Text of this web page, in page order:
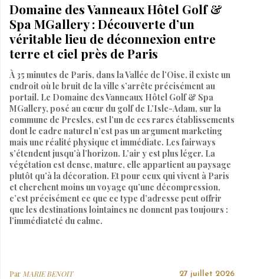
Domaine des Vanneaux Hôtel Golf &
Spa MGallery : Découverte d’un
véritable lieu de déconnexion entre
terre et ciel près de Paris
À 35 minutes de Paris, dans la Vallée de l’Oise, il existe un
endroit où le bruit de la ville s’arrête précisément au
portail. Le Domaine des Vanneaux Hôtel Golf & Spa
MGallery, posé au cœur du golf de L’Isle-Adam, sur la
commune de Presles, est l’un de ces rares établissements
dont le cadre naturel n’est pas un argument marketing
mais une réalité physique et immédiate. Les fairways
s’étendent jusqu’à l’horizon. L’air y est plus léger. La
végétation est dense, mature, elle appartient au paysage
plutôt qu’à la décoration. Et pour ceux qui vivent à Paris
et cherchent moins un voyage qu’une décompression,
c’est précisément ce que ce type d’adresse peut offrir
que les destinations lointaines ne donnent pas toujours :
l’immédiateté du calme.
Par MARIE BENOIT 27 juillet 2026